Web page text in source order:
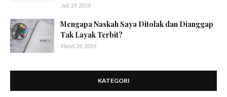
Juli 19, 2019
Mengapa Naskah Saya Ditolak dan Dianggap
Tak Layak Terbit?
Maret 24, 2019
KATEGORI